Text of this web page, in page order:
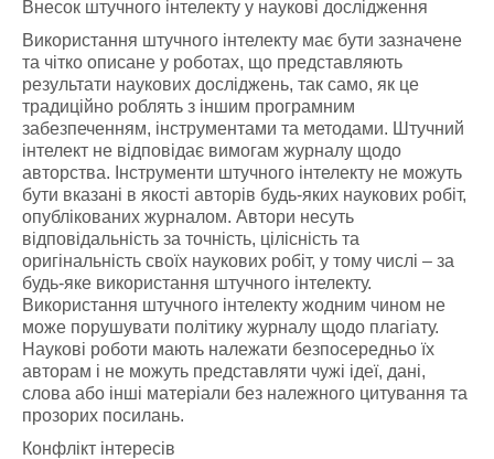
Внесок штучного інтелекту у наукові дослідження
Використання штучного інтелекту має бути зазначене
та чітко описане у роботах, що представляють
результати наукових досліджень, так само, як це
традиційно роблять з іншим програмним
забезпеченням, інструментами та методами. Штучний
інтелект не відповідає вимогам журналу щодо
авторства. Інструменти штучного інтелекту не можуть
бути вказані в якості авторів будь-яких наукових робіт,
опублікованих журналом. Автори несуть
відповідальність за точність, цілісність та
оригінальність своїх наукових робіт, у тому числі – за
будь-яке використання штучного інтелекту.
Використання штучного інтелекту жодним чином не
може порушувати політику журналу щодо плагіату.
Наукові роботи мають належати безпосередньо їх
авторам і не можуть представляти чужі ідеї, дані,
слова або інші матеріали без належного цитування та
прозорих посилань.
Конфлікт інтересів